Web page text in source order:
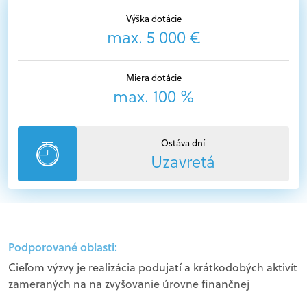
Výška dotácie
max. 5 000 €
Miera dotácie
max. 100 %
Ostáva dní
Uzavretá
Podporované oblasti:
Cieľom výzvy je realizácia podujatí a krátkodobých aktivít
zameraných na na zvyšovanie úrovne finančnej